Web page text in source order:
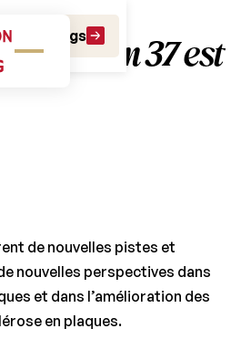
un legs
Bulletin 37 est
de nouvelles pistes et
nouvelles perspectives dans
et dans l’amélioration des
en plaques.